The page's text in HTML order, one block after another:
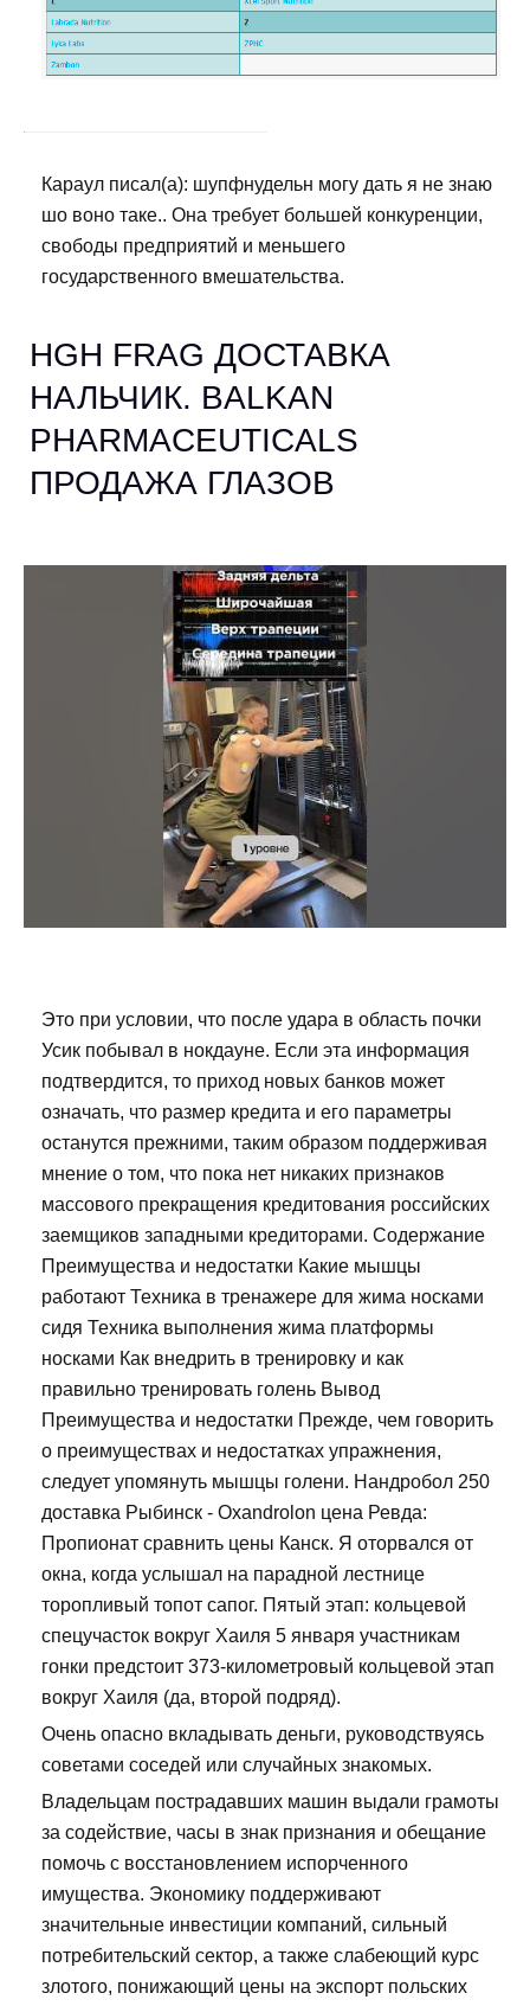
Караул писал(а): шупфнудельн могу дать я не знаю
шо воно таке.. Она требует большей конкуренции,
свободы предприятий и меньшего
государственного вмешательства.
HGH FRAG ДОСТАВКА
НАЛЬЧИК. BALKAN
PHARMACEUTICALS
ПРОДАЖА ГЛАЗОВ
Это при условии, что после удара в область почки
Усик побывал в нокдауне. Если эта информация
подтвердится, то приход новых банков может
означать, что размер кредита и его параметры
останутся прежними, таким образом поддерживая
мнение о том, что пока нет никаких признаков
массового прекращения кредитования российских
заемщиков западными кредиторами. Содержание
Преимущества и недостатки Какие мышцы
работают Техника в тренажере для жима носками
сидя Техника выполнения жима платформы
носками Как внедрить в тренировку и как
правильно тренировать голень Вывод
Преимущества и недостатки Прежде, чем говорить
о преимуществах и недостатках упражнения,
следует упомянуть мышцы голени. Нандробол 250
доставка Рыбинск - Oxandrolon цена Ревда:
Пропионат сравнить цены Канск. Я оторвался от
окна, когда услышал на парадной лестнице
торопливый топот сапог. Пятый этап: кольцевой
спецучасток вокруг Хаиля 5 января участникам
гонки предстоит 373-километровый кольцевой этап
вокруг Хаиля (да, второй подряд).
Очень опасно вкладывать деньги, руководствуясь
советами соседей или случайных знакомых.
Владельцам пострадавших машин выдали грамоты
за содействие, часы в знак признания и обещание
помочь с восстановлением испорченного
имущества. Экономику поддерживают
значительные инвестиции компаний, сильный
потребительский сектор, а также слабеющий курс
злотого, понижающий цены на экспорт польских